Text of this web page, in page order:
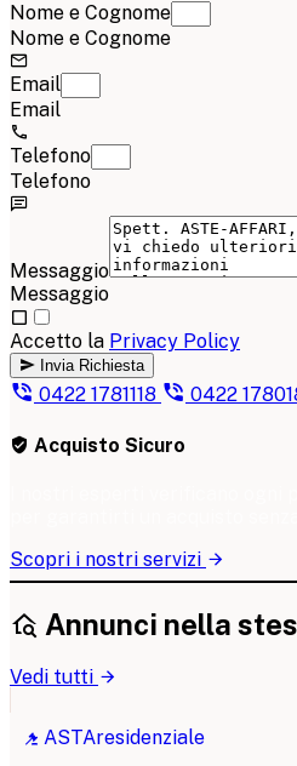
Nome e Cognome
Nome e Cognome
Email
Email
Telefono
Telefono
Messaggio
Messaggio
Accetto la Privacy Policy
Invia Richiesta
0422 1781118 0422
Acquisto Sicuro
Scopri i nostri servizi
Annunci nella
Vedi tutti
ASTAresidenziale